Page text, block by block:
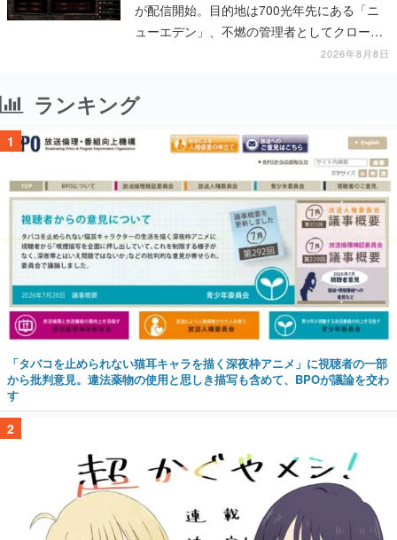
が配信開始。目的地は700光年先にある「ニ
ューエデン」、不燃の管理者としてクローン
人間を増やし、加工して神に捧げる2026年8月8日
ランキング
1
「タバコを止められない猫耳キャラを描く深夜枠アニメ」に視聴者の一部
から批判意見。違法薬物の使用と思しき描写も含めて、BPOが議論を交わ
す
2